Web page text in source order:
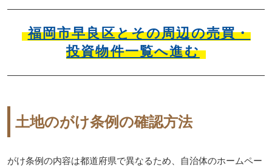
福岡市早良区とその周辺の売買・
投資物件一覧へ進む
土地のがけ条例の確認方法
がけ条例の内容は都道府県で異なるため、自治体のホームペー